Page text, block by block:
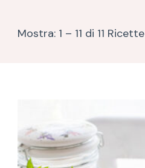
Mostra: 1 – 11 di 11 Ricette